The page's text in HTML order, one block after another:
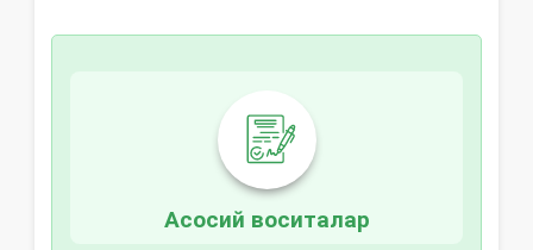
Асосий воситалар